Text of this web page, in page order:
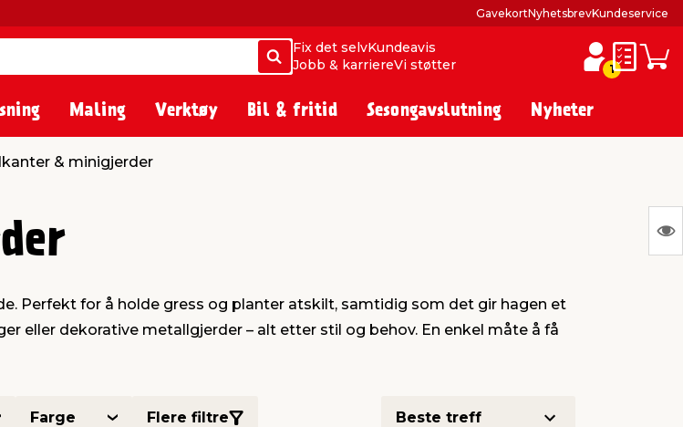
Søk
Søk
Fix det selvKundeavis
Jobb & karriereVi støtter 1
GavekortNyhetsbrevKundeservice
Maling Verktøy Bil & fritid Sesongavslutning Nyheter
& minigjerder
Perfekt for å holde gress og planter atskilt, samtidig som det gir hagen et
eller dekorative metallgjerder – alt etter stil og behov. En enkel måte å få
Farge Flere filtre